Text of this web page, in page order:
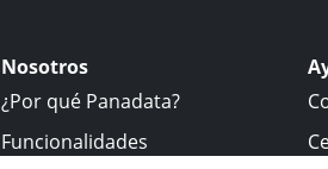
Nosotros
¿Por qué Panadata?
Funcionalidades